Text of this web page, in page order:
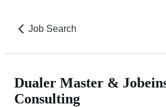
Job Search
Dualer Master &
Consulting